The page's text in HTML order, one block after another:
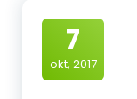
7
okt, 2017